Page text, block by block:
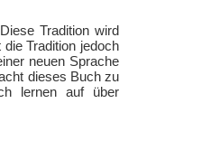
Tradition wird
Tradition jedoch
neuen Sprache
dieses Buch zu
lernen auf über